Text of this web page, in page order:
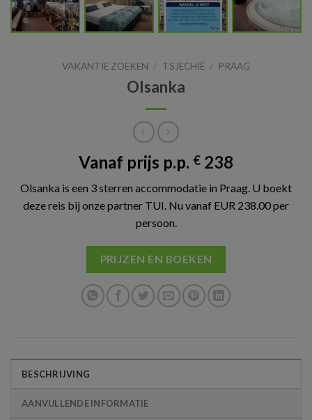
VAKANTIE ZOEKEN / TSJECHIË / PRAAG
Olsanka
Vanaf prijs p.p. € 238
Olsanka is een 3 sterren accommodatie in Praag. U boekt
deze reis bij onze partner TUI. Nu vanaf EUR 238.00 per
persoon.
PRIJZEN EN BOEKEN
BESCHRIJVING
AANVULLENDE INFORMATIE